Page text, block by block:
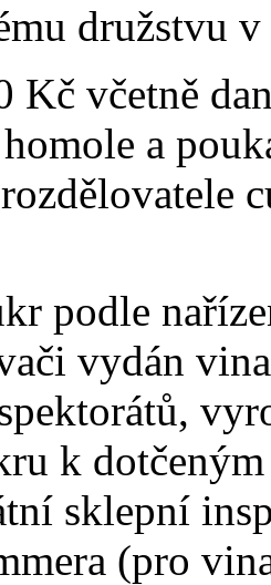
družstvu
Kč včetně
a
podle
vydán
k
sklepní
(pro